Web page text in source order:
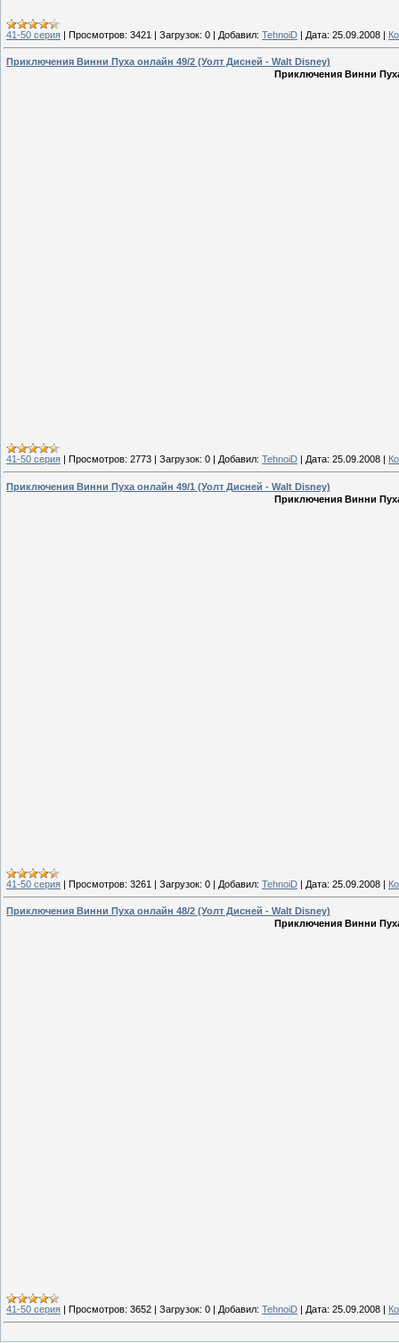
41-50 серия | Просмотров: 3421 | Загрузок: 0 | Добавил: TehnoiD | Дата: 25.09.2008 |
Приключения Винни Пуха онлайн 49/2 (Уолт Дисней - Walt Disney)
Приключения Винни
41-50 серия Просмотров: 2773 Загрузок: 0 Добавил: TehnoiD Дата: 25.09.2008
Приключения Винни Пуха онлайн 49/1 (Уолт Дисней - Walt Disney)
Приключения Винни
41-50 серия | Просмотров: 3261 | Загрузок: 0 | Добавил: TehnoiD | Дата: 25.09.2008 |
Приключения Винни Пуха онлайн 48/2 (Уолт Дисней - Walt Disney)
Приключения Винни
41-50 серия | Просмотров: 3652 | Загрузок: 0 | Добавил: TehnoiD | Дата: 25.09.2008 |